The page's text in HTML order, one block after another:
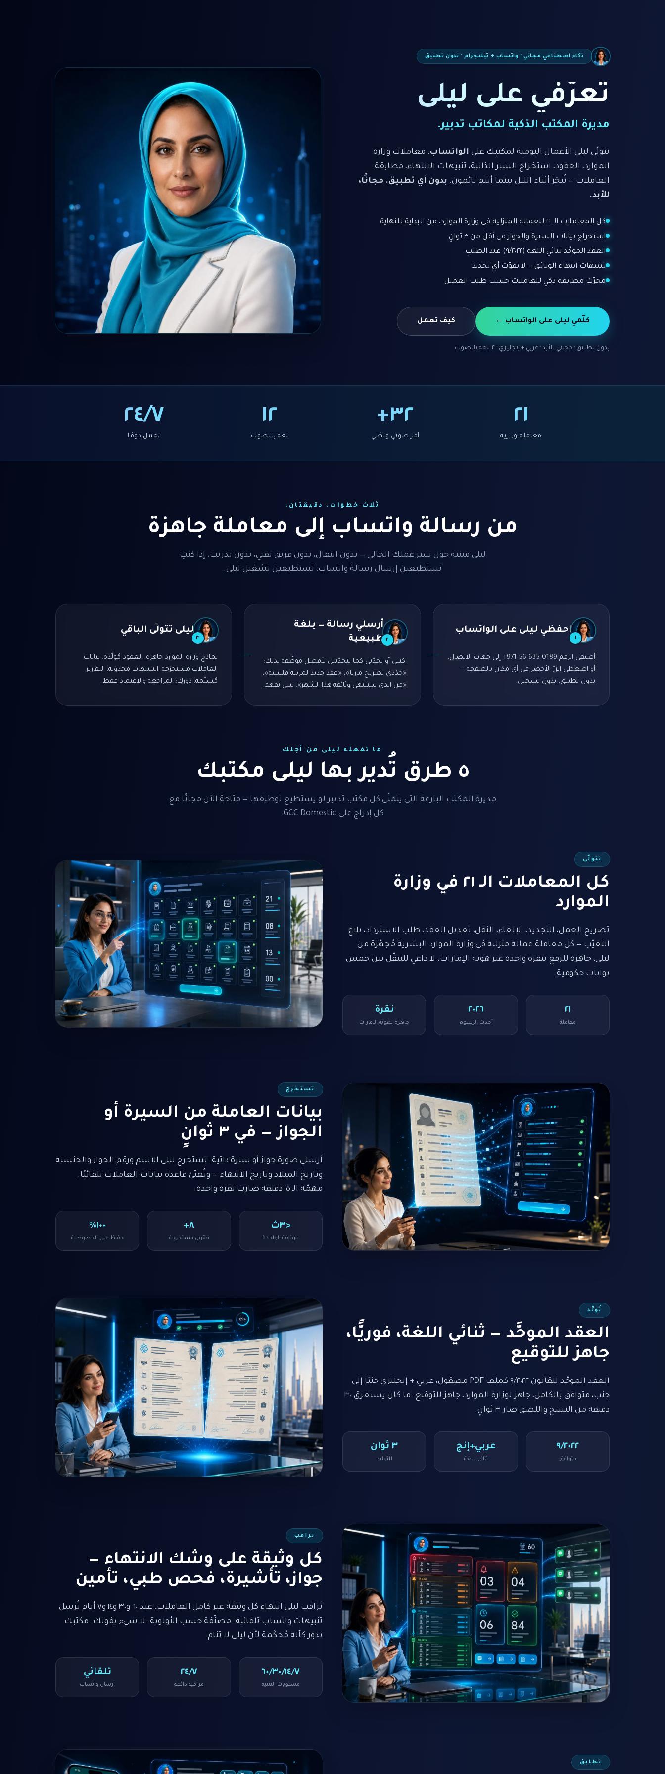
ذكاء اصطناعي مجاني · واتساب + تيليجرام · بدون تطبيق
تعرّفي على ليلى
مديرة المكتب الذكية لمكاتب تدبير.
تتولّى ليلى الأعمال اليومية لمكتبك على الواتساب: معاملات وزارة
الموارد، العقود، استخراج السير الذاتية، تنبيهات الانتهاء، مطابقة
العاملات — تُنجَز أثناء الليل بينما أنتم نائمون. بدون أي تطبيق. مجانًا،
للأبد.
كل المعاملات الـ ٢١ للعمالة المنزلية في وزارة الموارد، من البداية للنهاية
استخراج بيانات السيرة والجواز في أقل من ٣ ثوانٍ
العقد الموحَّد ثنائي اللغة (٩/٢٠٢٢) عند الطلب
تنبيهات انتهاء الوثائق — لا تفوّت أي تجديد
محرّك مطابقة ذكي للعاملات حسب طلب العميل
كلّمي ليلى على الواتساب ← كيف تعمل
بدون تطبيق · مجاني للأبد · عربي + إنجليزي · ١٢ لغة بالصوت
٢١
معاملة وزارية
٣٢+
أمر صوتي ونصّي
١٢
لغة بالصوت
٢٤/٧
تعمل دومًا
ثلاث خطوات. دقيقتان.
من رسالة واتساب إلى معاملة جاهزة
ليلى مبنية حول سير عملك الحالي — بدون انتقال، بدون فريق تقني، بدون تدريب. إذا كنتِ
تستطيعين إرسال رسالة واتساب، تستطيعين تشغيل ليلى.
١
احفظي ليلى على الواتساب
أضيفي الرقم ‎+971 56 635 0189 إلى جهات الاتصال.
أو اضغطي الزرّ الأخضر في أي مكان بالصفحة —
بدون تطبيق، بدون تسجيل.
٢
أرسلي رسالة — بلغة
طبيعية
اكتبي أو تحدّثي كما تتحدّثين لأفضل موظّفة لديك:
«جدّدي تصريح ماريا»، «عقد جديد لمربية فلبينية»،
«من الذي ستنتهي وثائقه هذا الشهر». ليلى تفهم.
٣
ليلى تتولّى الباقي
نماذج وزارة الموارد جاهزة. العقود مُولَّدة. بيانات
العاملات مستخرَجة. التنبيهات مجدوَلة. التقارير
مُسلَّمة. دوركِ: المراجعة والاعتماد فقط.
ما تفعله ليلى من أجلك
٥ طرق تُدير بها ليلى مكتبك
مديرة المكتب البارعة التي يتمنّى كل مكتب تدبير لو يستطيع توظيفها — متاحة الآن مجانًا مع
كل إدراج على GCC Domestic.
تتولّى
كل المعاملات الـ ٢١ في وزارة
الموارد
تصريح العمل، التجديد، الإلغاء، النقل، تعديل العقد، طلب الاسترداد، بلاغ
التغيّب — كل معاملة عمالة منزلية في وزارة الموارد البشرية مُجهَّزة من
ليلى، جاهزة للرفع بنقرة واحدة عبر هوية الإمارات. لا داعي للتنقّل بين خمس
بوابات حكومية.
٢١
معاملة
٢٠٢٦
أحدث الرسوم
نقرة
جاهزة لهوية الإمارات
تستخرج
بيانات العاملة من السيرة أو
الجواز — في ٣ ثوانٍ
أرسلي صورة جواز أو سيرة ذاتية. تستخرج ليلى الاسم ورقم الجواز والجنسية
وتاريخ الميلاد وتاريخ الانتهاء — وتُعبّئ قاعدة بيانات العاملات تلقائيًا.
مهمّة الـ ١٥ دقيقة صارت نقرة واحدة.
<٣ث
للوثيقة الواحدة
٨+
حقول مستخرجة
١٠٠٪
حفاظ على الخصوصية
تُولِّد
العقد الموحَّد — ثنائي اللغة، فوريًّا،
جاهز للتوقيع
العقد الموحَّد للقانون ٩/٢٠٢٢ كملف PDF مصقول، عربي + إنجليزي جنبًا إلى
جنب، متوافق بالكامل، جاهز لوزارة الموارد، جاهز للتوقيع. ما كان يستغرق ٣٠
دقيقة من النسخ واللصق صار ٣ ثوانٍ.
٩/٢٠٢٢
متوافق
عربي+إنج
ثنائي اللغة
٣ ثوان
للتوليد
تراقب
كل وثيقة على وشك الانتهاء —
جواز، تأشيرة، فحص طبي، تأمين
تراقب ليلى انتهاء كل وثيقة عبر كامل العاملات. عند ٦٠ و٣٠ و١٤ و٧ أيام تُرسل
تنبيهات واتساب تلقائية. مصنّفة حسب الأولوية. لا شيء يفوتك. مكتبك
يدور كآلة مُحكَمة لأن ليلى لا تنام.
٦٠/٣٠/١٤/٧
مستويات التنبيه
٢٤/٧
مراقبة دائمة
تلقائي
إرسال واتساب
تطابق